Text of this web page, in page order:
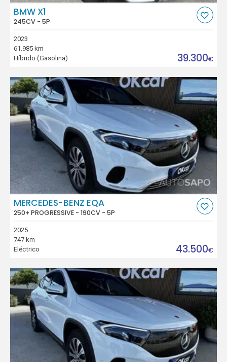
BMW X1
245CV - 5P
2023
61.985 km
Híbrido (Gasolina)
39.300€
MERCEDES-BENZ EQA
250+ PROGRESSIVE - 190CV - 5P
2025
747 km
Eléctrico
43.500€